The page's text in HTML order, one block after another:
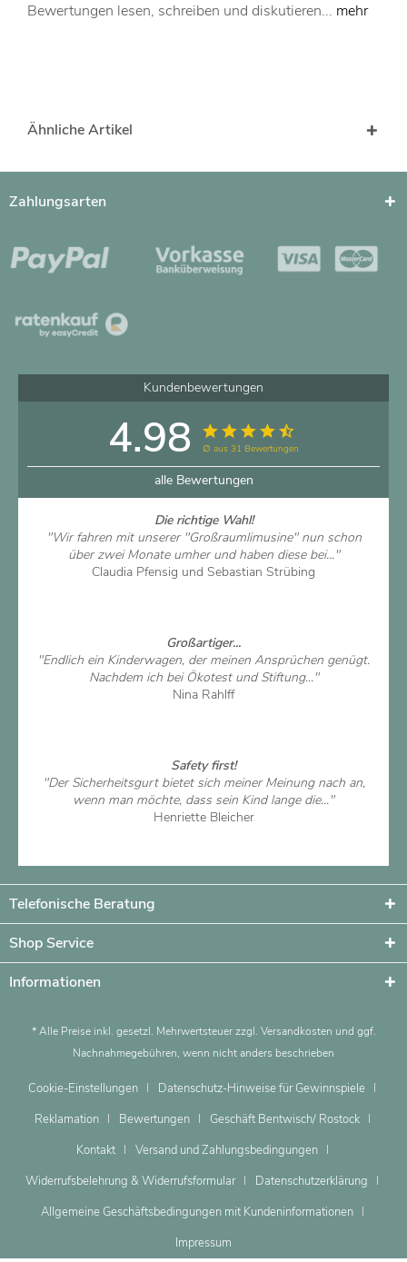
Bewertungen lesen, schreiben und diskutieren... mehr
Ähnliche Artikel
Zahlungsarten
Kundenbewertungen
4.98 ∅ aus 31 Bewertungen
alle Bewertungen
Die richtige Wahl!
"Wir fahren mit unserer "Großraumlimusine" nun schon
über zwei Monate umher und haben diese bei..."
Claudia Pfensig und Sebastian Strübing
Großartiger...
"Endlich ein Kinderwagen, der meinen Ansprüchen genügt.
Nachdem ich bei Ökotest und Stiftung..."
Nina Rahlff
Safety first!
"Der Sicherheitsgurt bietet sich meiner Meinung nach an,
wenn man möchte, dass sein Kind lange die..."
Henriette Bleicher
Telefonische Beratung
Shop Service
Informationen
* Alle Preise inkl. gesetzl. Mehrwertsteuer zzgl. Versandkosten und ggf.
Nachnahmegebühren, wenn nicht anders beschrieben
Cookie-Einstellungen
Datenschutz-Hinweise für Gewinnspiele
Reklamation
Bewertungen
Geschäft Bentwisch/ Rostock
Kontakt
Versand und Zahlungsbedingungen
Widerrufsbelehrung & Widerrufsformular
Datenschutzerklärung
Allgemeine Geschäftsbedingungen mit Kundeninformationen
Impressum